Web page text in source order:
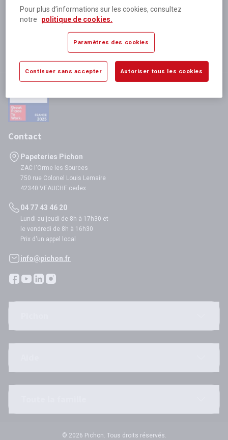
disponibles
Expédition le jour même
si validation avant 12h
satisfaction totale
Contact
Papeteries Pichon
ZAC l'Orme les Sources
750 rue Colonel Louis Lemaire
42340 VEAUCHE cedex
04 77 43 46 20
Lundi au jeudi de 8h à 17h30 et
le vendredi de 8h à 16h30
Prix d'un appel local
info@pichon.fr
© 2026 Pichon. Tous droits réservés.
Pour plus d’informations sur les cookies, consultez
notre
politique de cookies.
Paramètres des cookies
Continuer sans accepter Autoriser tous les cookies